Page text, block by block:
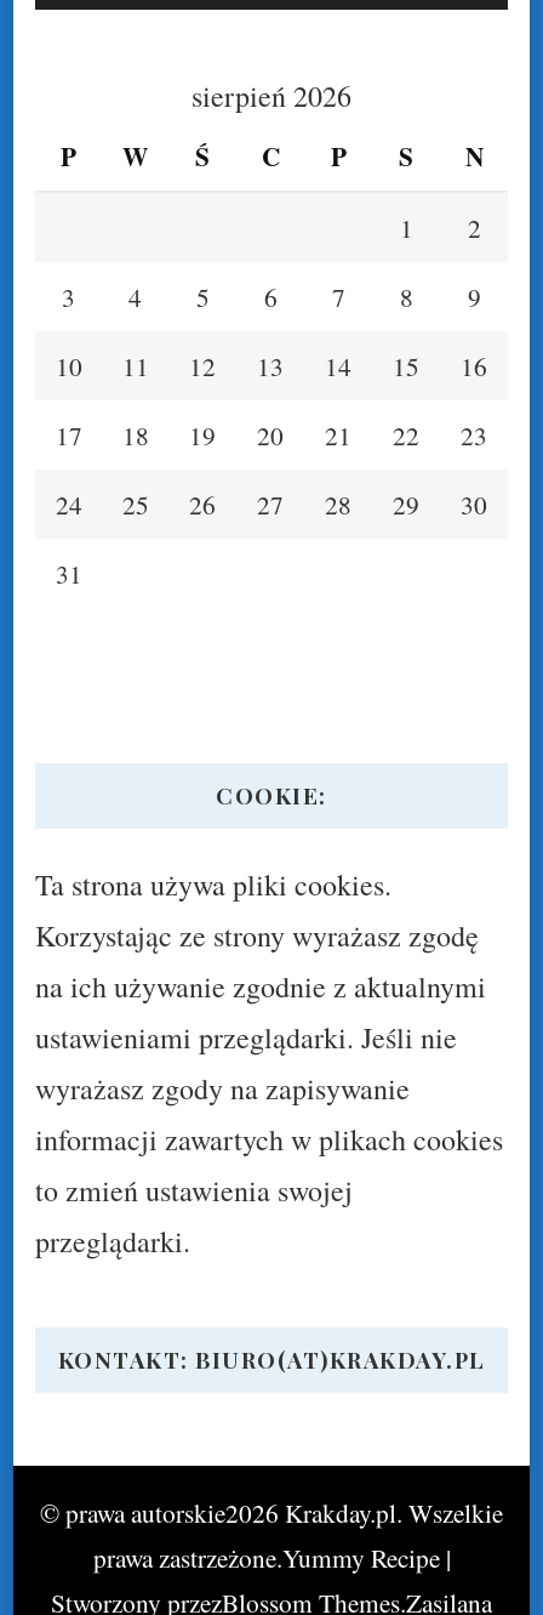
sierpień 2026
P W Ś C P S N
1
2
3
4 5 6 7 8
9
10
11 12 13 14 15
16
17
18 19 20 21 22
23
24
25 26 27 28 29
30
31
COOKIE:
Ta strona używa pliki cookies.
Korzystając ze strony wyrażasz zgodę
na ich używanie zgodnie z aktualnymi
ustawieniami przeglądarki. Jeśli nie
wyrażasz zgody na zapisywanie
informacji zawartych w plikach cookies
to zmień ustawienia swojej
przeglądarki.
KONTAKT: BIURO(AT)KRAKDAY.PL
© prawa autorskie2026 Krakday.pl. Wszelkie
prawa zastrzeżone.Yummy Recipe |
Stworzony przezBlossom Themes.Zasilana